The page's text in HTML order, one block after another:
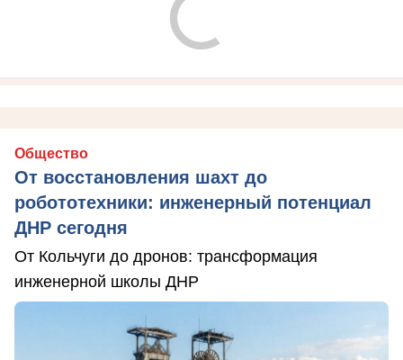
Общество
От восстановления шахт до
робототехники: инженерный потенциал
ДНР сегодня
От Кольчуги до дронов: трансформация
инженерной школы ДНР